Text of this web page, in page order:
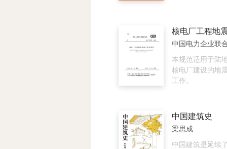
厂建构筑物的维
定应由具有相应
担。进入核电厂
测和维护的人员
辐射防护、安全
并应了解鉴定对
物的维护与可靠
合《中华人民共
（GB/T 51323-
电厂建构筑物维
实现整个电路的
些案例均来源于
际科研项目，因
实用性。通过对
实践，读者可以
控制电路设计的
中国电力企业联
本规范适用于陆
核电厂建设的地
工作。
中国建筑史
梁思成
中国建筑是延续